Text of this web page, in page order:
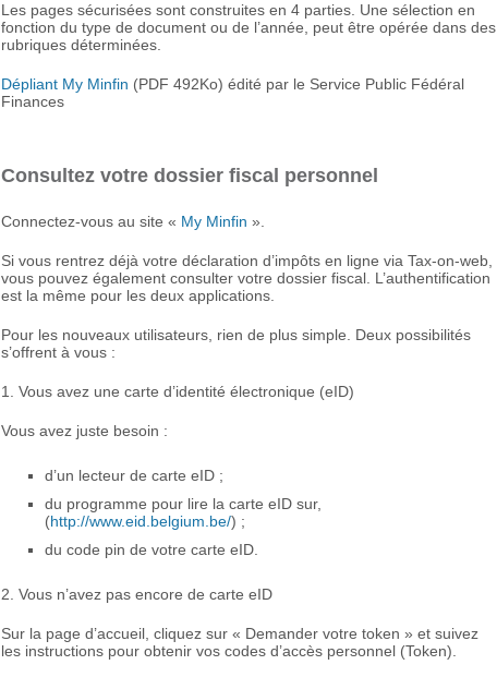
Les pages sécurisées sont construites en 4 parties. Une sélection en
fonction du type de document ou de l’année, peut être opérée dans des
rubriques déterminées.
Dépliant My Minfin (PDF 492Ko) édité par le Service Public Fédéral
Finances
Consultez votre dossier fiscal personnel
Connectez-vous au site « My Minfin ».
Si vous rentrez déjà votre déclaration d’impôts en ligne via Tax-on-web,
vous pouvez également consulter votre dossier fiscal. L’authentification
est la même pour les deux applications.
Pour les nouveaux utilisateurs, rien de plus simple. Deux possibilités
s’offrent à vous :
1. Vous avez une carte d’identité électronique (eID)
Vous avez juste besoin :
d’un lecteur de carte eID ;
du programme pour lire la carte eID sur,
(http://www.eid.belgium.be/) ;
du code pin de votre carte eID.
2. Vous n’avez pas encore de carte eID
Sur la page d’accueil, cliquez sur « Demander votre token » et suivez
les instructions pour obtenir vos codes d’accès personnel (Token).